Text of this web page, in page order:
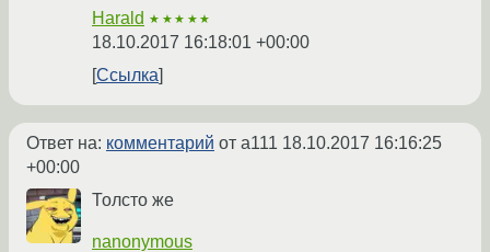
Harald ★★★★★
18.10.2017 16:18:01 +00:00
Ссылка
Ответ на: комментарий от a111 18.10.2017 16:16:25
+00:00
Толсто же
nanonymous